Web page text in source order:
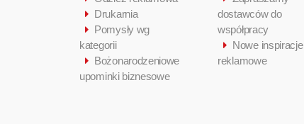
Drukarnia
Pomysły wg
kategorii
Bożonarodzeniowe
upominki biznesowe
dostawców do
współpracy
Nowe inspiracje
reklamowe